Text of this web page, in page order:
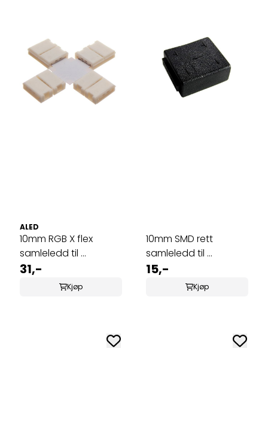
ALED
10mm RGB X flex
samleledd til ...
31,-
Kjøp
10mm SMD rett
samleledd til ...
15,-
Kjøp